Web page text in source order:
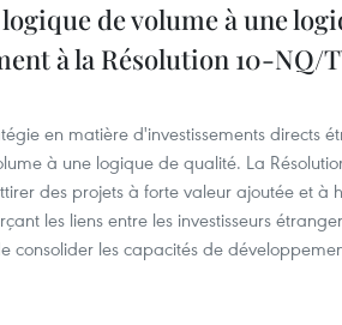
de volume à une
à la Résolution 10-NQ/
en matière d'investissements directs
à une logique de qualité. La
des projets à forte valeur ajoutée et à
les liens entre les investisseurs
consolider les capacités de